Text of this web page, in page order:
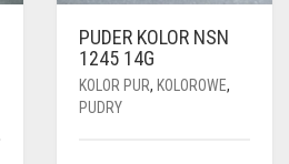
PUDER KOLOR NSN
1245 14G
KOLOR PUR, KOLOROWE,
PUDRY